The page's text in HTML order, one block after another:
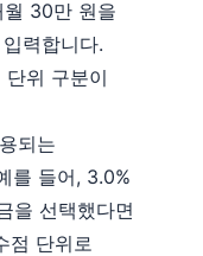
월 30만 원을
력합니다.
위 구분이
되는
를 들어, 3.0%
을 선택했다면
점 단위로